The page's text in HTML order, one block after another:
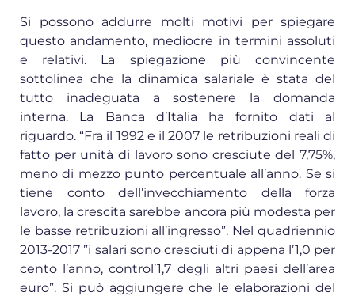
Si possono addurre molti motivi per spiegare
questo andamento, mediocre in termini assoluti
e relativi. La spiegazione più convincente
sottolinea che la dinamica salariale è stata del
tutto inadeguata a sostenere la domanda
interna. La Banca d’Italia ha fornito dati al
riguardo. “Fra il 1992 e il 2007 le retribuzioni reali di
fatto per unità di lavoro sono cresciute del 7,75%,
meno di mezzo punto percentuale all’anno. Se si
tiene conto dell’invecchiamento della forza
lavoro, la crescita sarebbe ancora più modesta per
le basse retribuzioni all’ingresso”. Nel quadriennio
2013-2017 ”i salari sono cresciuti di appena l’1,0 per
cento l’anno, control’1,7 degli altri paesi dell’area
euro”. Si può aggiungere che le elaborazioni del